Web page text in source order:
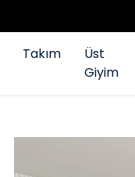
Takım
Üst
Giyim